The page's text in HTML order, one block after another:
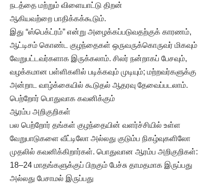
நடத்தை மற்றும் விளையாட்டு திறன்
ஆகியவற்றை பாதிக்கக்கூடும்.
இது “ஸ்பெக்ட்ரம்” என்று அழைக்கப்படுவதற்குக் காரணம்,
ஆட்டிசம் கொண்ட குழந்தைகள் ஒருவருக்கொருவர் மிகவும்
வேறுபட்டவர்களாக இருக்கலாம். சிலர் நன்றாகப் பேசவும்,
வழக்கமான பள்ளிகளில் படிக்கவும் முடியும்; மற்றவர்களுக்கு
அன்றாட வாழ்க்கையில் கூடுதல் ஆதரவு தேவைப்படலாம்.
பெற்றோர் பொதுவாக கவனிக்கும்
ஆரம்ப அறிகுறிகள்
பல பெற்றோர் தங்கள் குழந்தையின் வளர்ச்சியில் உள்ள
வேறுபாடுகளை வீட்டிலோ அல்லது குடும்ப நிகழ்வுகளிலோ
முதலில் கவனிக்கிறார்கள். பொதுவான ஆரம்ப அறிகுறிகள்:
18–24 மாதங்களுக்குப் பிறகும் பேச்சு தாமதமாக இருப்பது
அல்லது பேசாமல் இருப்பது